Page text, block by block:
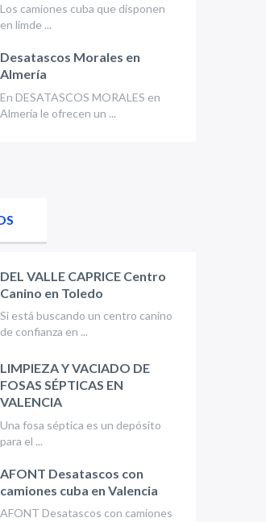
Los camiones cuba que disponen
en limde ...
Desatascos Morales en
Almería
En DESATASCOS MORALES en
Almería le ofrecen un ...
DEL VALLE CAPRICE Centro
Canino en Toledo
Si está buscando un centro canino
de confianza en ...
LIMPIEZA Y VACIADO DE
FOSAS SÉPTICAS EN
VALENCIA
Una fosa séptica es un depósito
para el ...
AFONT Desatascos con
camiones cuba en Valencia
AFONT Desatascos con camiones